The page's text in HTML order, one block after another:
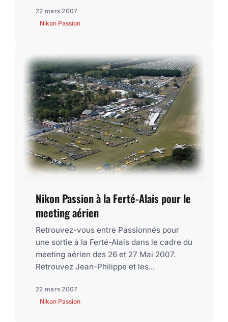
22 mars 2007
Nikon Passion
Nikon Passion à la Ferté-Alais pour le
meeting aérien
Retrouvez-vous entre Passionnés pour
une sortie à la Ferté-Alais dans le cadre du
meeting aérien des 26 et 27 Mai 2007.
Retrouvez Jean-Philippe et les...
22 mars 2007
Nikon Passion